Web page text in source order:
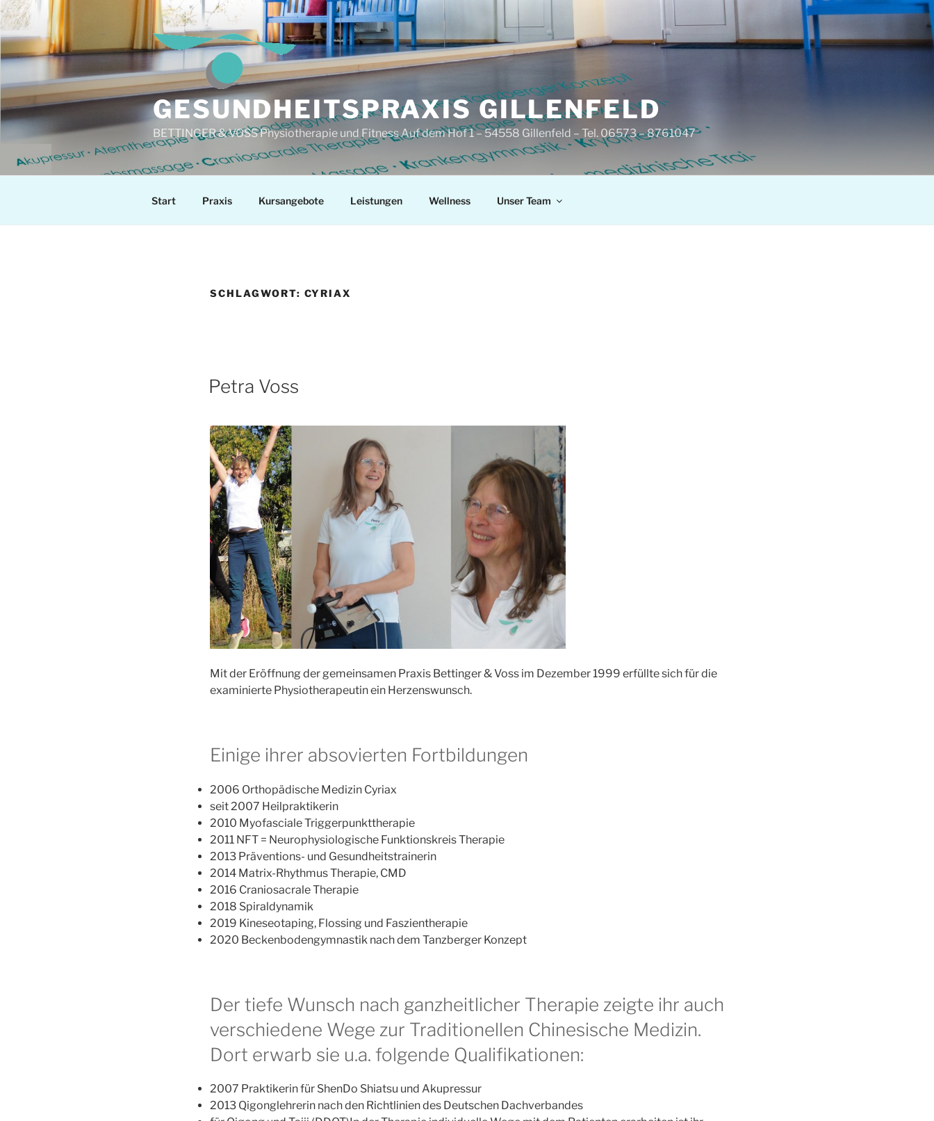
Zum
Inhalt
springen
GESUNDHEITSPRAXIS GILLENFELD
BETTINGER & VOSS Physiotherapie und Fitness Auf dem Hof 1 – 54558 Gillenfeld – Tel. 06573 – 8761047
Start Praxis Kursangebote Leistungen Wellness Unser Team
SCHLAGWORT: CYRIAX
Petra Voss
Mit der Eröffnung der gemeinsamen Praxis Bettinger & Voss im Dezember 1999 erfüllte sich für die
examinierte Physiotherapeutin ein Herzenswunsch.
Einige ihrer absovierten Fortbildungen
2006 Orthopädische Medizin Cyriax
seit 2007 Heilpraktikerin
2010 Myofasciale Triggerpunkttherapie
2011 NFT = Neurophysiologische Funktionskreis Therapie
2013 Präventions- und Gesundheitstrainerin
2014 Matrix-Rhythmus Therapie, CMD
2016 Craniosacrale Therapie
2018 Spiraldynamik
2019 Kineseotaping, Flossing und Faszientherapie
2020 Beckenbodengymnastik nach dem Tanzberger Konzept
Der tiefe Wunsch nach ganzheitlicher Therapie zeigte ihr auch
verschiedene Wege zur Traditionellen Chinesische Medizin.
Dort erwarb sie u.a. folgende Qualifikationen:
2007 Praktikerin für ShenDo Shiatsu und Akupressur
2013 Qigonglehrerin nach den Richtlinien des Deutschen Dachverbandes